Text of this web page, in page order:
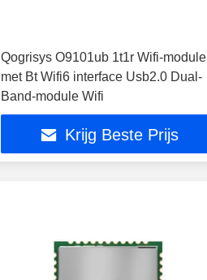
Qogrisys O9101ub 1t1r Wifi-module
met Bt Wifi6 interface Usb2.0 Dual-
Band-module Wifi
Krijg Beste Prijs